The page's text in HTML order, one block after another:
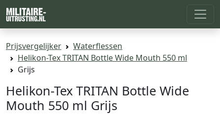
Prijsvergelijker
Waterflessen
Helikon-Tex TRITAN Bottle Wide Mouth 550 ml
Grijs
Helikon-Tex TRITAN Bottle Wide
Mouth 550 ml Grijs